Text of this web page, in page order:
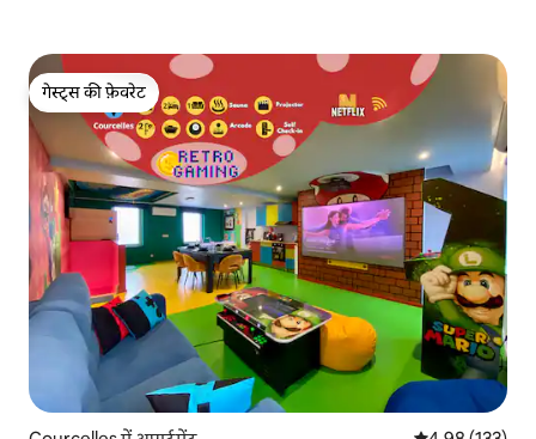
गेस्ट्स की फ़ेवरेट
गेस्ट्स की फ़ेवरेट